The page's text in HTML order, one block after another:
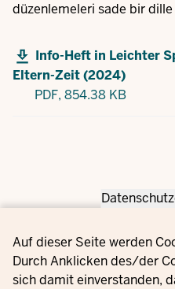
Privacy settings
Auf dieser Seite werden
Durch Anklicken des/der
sich damit einverstanden,
düzenlemeleri sade bir dille
Info-Heft in Leichter
Eltern-Zeit (2024)
PDF, 854.38 KB